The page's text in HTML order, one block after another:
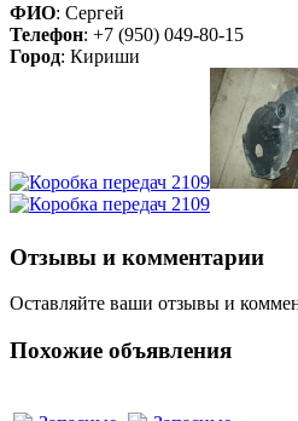
ФИО: Сергей
Телефон: +7 (950) 049-80-15
Город: Кириши
Отзывы и комментарии
Оставляйте ваши отзывы и
Похожие объявления